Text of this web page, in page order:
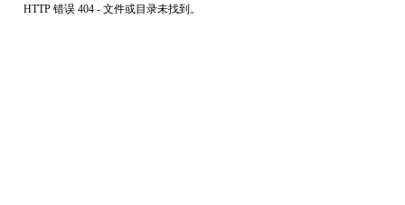
HTTP 错误 404 - 文件或目录未找到。